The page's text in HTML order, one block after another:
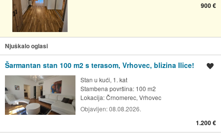
900 €
Njuškalo oglasi
Šarmantan stan 100 m2 s terasom, Vrhovec, blizina Ilice!
Stan u kući, 1. kat
Stambena površina: 100 m2
Lokacija:Črnomerec, Vrhovec
Objavljen:08.08.2026.
1.200 €